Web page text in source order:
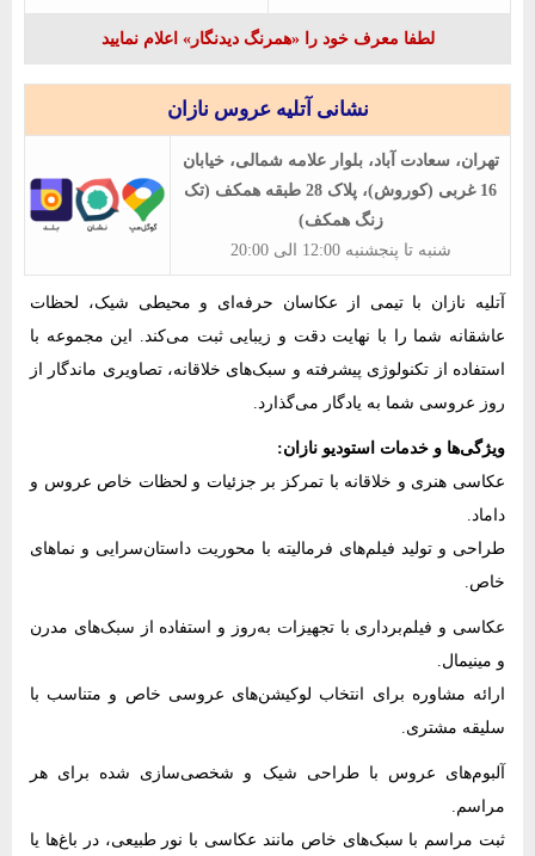
لطفا معرف خود را «همرنگ دیدنگار» اعلام نمایید
نشانی آتلیه عروس نازان
تهران، سعادت آباد، بلوار علامه شمالی، خیابان
16 غربی (کوروش)، پلاک 28 طبقه همکف (تک
زنگ همکف)
شنبه تا پنجشنبه 12:00 الی 20:00
آتلیه نازان با تیمی از عکاسان حرفه‌ای و محیطی شیک، لحظات
عاشقانه شما را با نهایت دقت و زیبایی ثبت می‌کند. این مجموعه با
استفاده از تکنولوژی پیشرفته و سبک‌های خلاقانه، تصاویری ماندگار از
روز عروسی شما به یادگار می‌گذارد.
ویژگی‌ها و خدمات استودیو نازان:
عکاسی هنری و خلاقانه با تمرکز بر جزئیات و لحظات خاص عروس و
داماد.
طراحی و تولید فیلم‌های فرمالیته با محوریت داستان‌سرایی و نماهای
خاص.
عکاسی و فیلم‌برداری با تجهیزات به‌روز و استفاده از سبک‌های مدرن
و مینیمال.
ارائه مشاوره برای انتخاب لوکیشن‌های عروسی خاص و متناسب با
سلیقه مشتری.
آلبوم‌های عروس با طراحی شیک و شخصی‌سازی شده برای هر
مراسم.
ثبت مراسم با سبک‌های خاص مانند عکاسی با نور طبیعی، در باغ‌ها یا